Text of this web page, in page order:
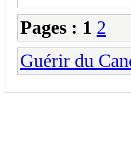
Pages : 1 2
Guérir du